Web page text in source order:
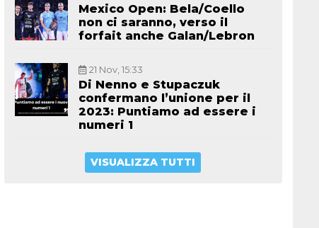
Mexico Open: Bela/Coello
non ci saranno, verso il
forfait anche Galan/Lebron
21 Nov, 15:33
Di Nenno e Stupaczuk
confermano l’unione per il
2023: Puntiamo ad essere i
numeri 1
VISUALIZZA TUTTI